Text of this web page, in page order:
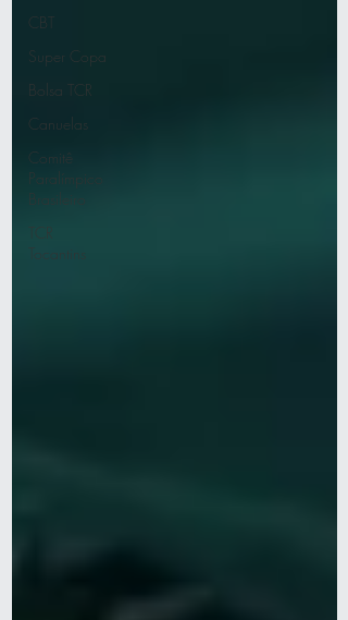
CBT
Super Copa
Bolsa TCR
Canuelas
Comitê
Paralímpico
Brasileiro
TCR
Tocantins